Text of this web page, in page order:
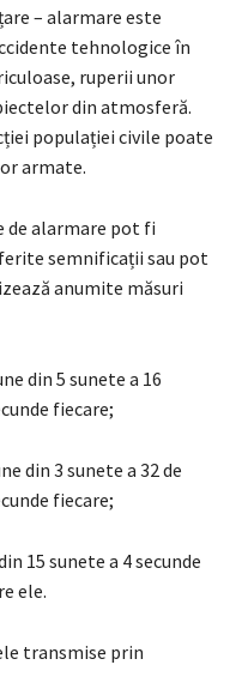
– alarmare este
tehnologice în
ruperii unor
din atmosferă.
populației civile poate
armate.
de alarmare pot fi
semnificații sau pot
anumite măsuri
din 5 sunete a 16
fiecare;
din 3 sunete a 32 de
fiecare;
15 sunete a 4 secunde
ele.
transmise prin